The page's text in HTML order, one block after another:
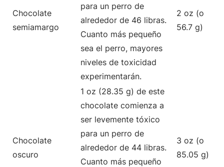
Chocolate
semiamargo
para un perro de
alrededor de 46 libras.
Cuanto más pequeño
sea el perro, mayores
niveles de toxicidad
experimentarán.
2 oz (o
56.7 g)
Chocolate
oscuro
1 oz (28.35 g) de este
chocolate comienza a
ser levemente tóxico
para un perro de
alrededor de 44 libras.
Cuanto más pequeño
3 oz (o
85.05 g)